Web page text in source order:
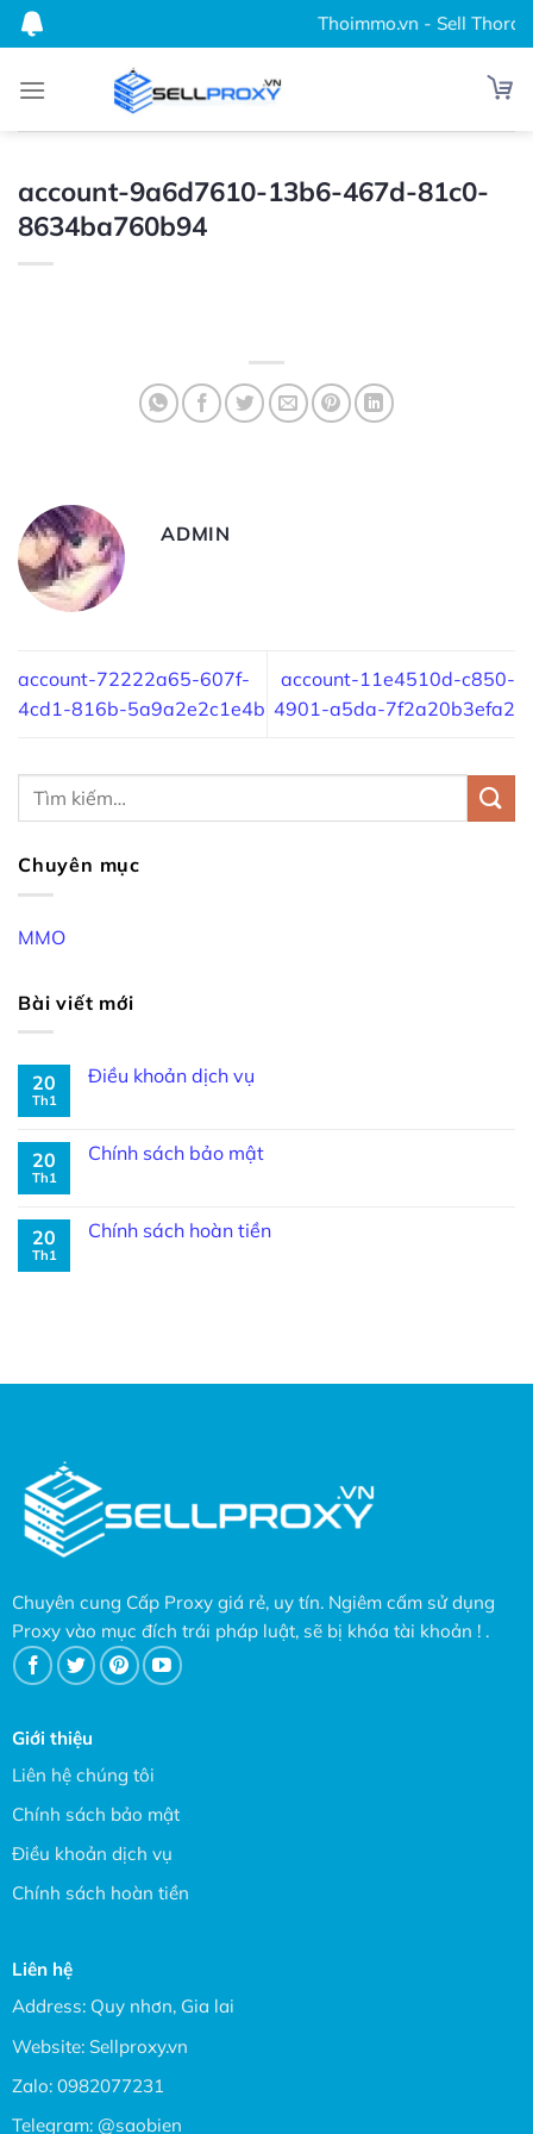
Bỏ
qua
dung
Thoimmo.vn - Sell
account-9a6d7610-13b6-467d-81c0-
8634ba760b94
ADMIN
account-72222a65-607f-
4cd1-816b-5a9a2e2c1e4b
account-11e4510d-c850-
4901-a5da-7f2a20b3efa2
Chuyên mục
MMO
Bài viết mới
20
Th1
Điều khoản dịch vụ
20
Th1
Chính sách bảo mật
20
Th1
Chính sách hoàn tiền
Chuyên cung Cấp Proxy giá rẻ, uy tín. Ngiêm cấm sử dụng
Proxy vào mục đích trái pháp luật, sẽ bị khóa tài khoản ! .
Giới thiệu
Liên hệ chúng tôi
Chính sách bảo mật
Điều khoản dịch vụ
Chính sách hoàn tiền
Liên hệ
Address: Quy nhơn, Gia lai
Website: Sellproxy.vn
Zalo: 0982077231
Telegram: @saobien